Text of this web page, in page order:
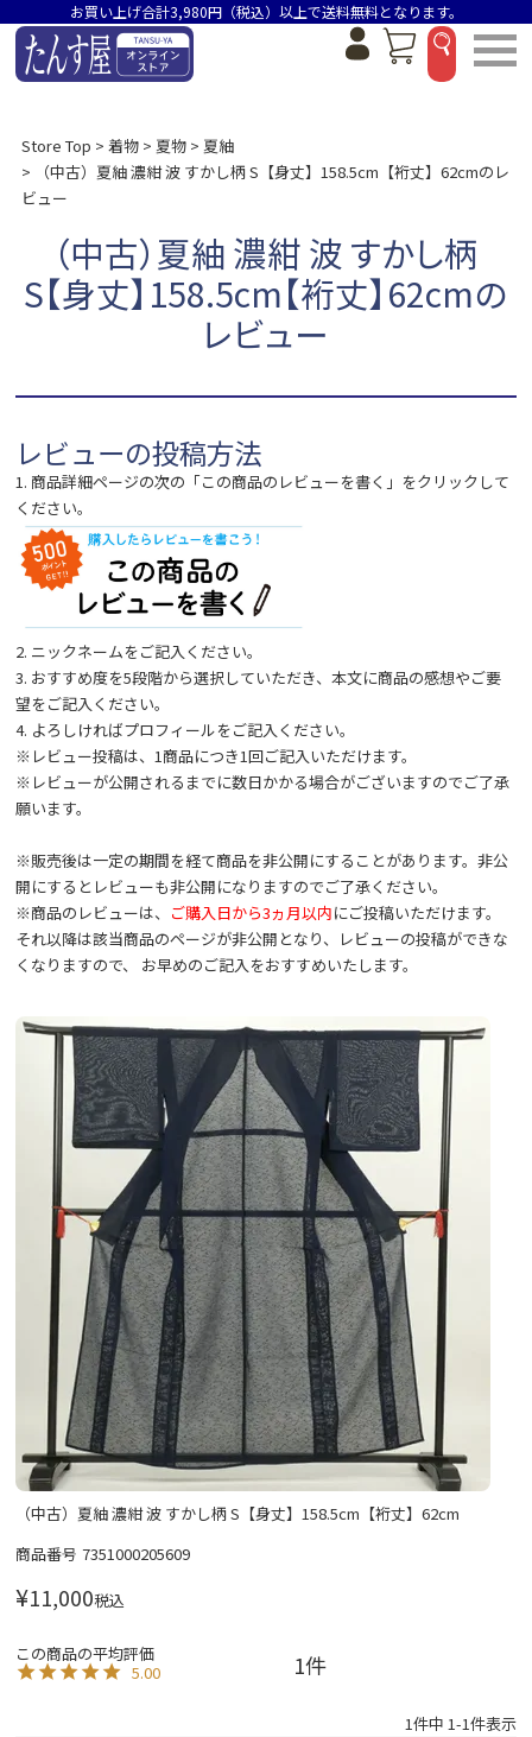
お買い上げ合計3,980円（税込）以上で送料無料となります。
Store Top 着物 夏物
夏紬
（中古）夏紬 濃紺 波 すかし柄 S【身丈】158.5cm【裄丈】62cmのレ
ビュー
（中古）夏紬 濃紺 波 すかし柄
S【身丈】158.5cm【裄丈】62cmの
レビュー
レビューの投稿方法
1. 商品詳細ページの次の「この商品のレビューを書く」をクリックして
ください。
2. ニックネームをご記入ください。
3. おすすめ度を5段階から選択していただき、本文に商品の感想やご要
望をご記入ください。
4. よろしければプロフィールをご記入ください。
※レビュー投稿は、1商品につき1回ご記入いただけます。
※レビューが公開されるまでに数日かかる場合がございますのでご了承
願います。
※販売後は一定の期間を経て商品を非公開にすることがあります。非公
開にするとレビューも非公開になりますのでご了承ください。
※商品のレビューは、 ご購入日から3ヵ月以内にご投稿いただけます。
それ以降は該当商品のページが非公開となり、レビューの投稿ができな
くなりますので、 お早めのご記入をおすすめいたします。
（中古）夏紬 濃紺 波 すかし柄 S【身丈】158.5cm【裄丈】62cm
商品番号 7351000205609
¥11,000税込
5.00 1
1件中 1-1件表示